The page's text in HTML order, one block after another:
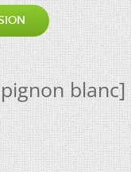
blanc]